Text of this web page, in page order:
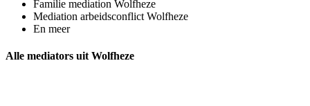
Familie mediation Wolfheze
Mediation arbeidsconflict Wolfheze
En meer
Alle mediators uit Wolfheze